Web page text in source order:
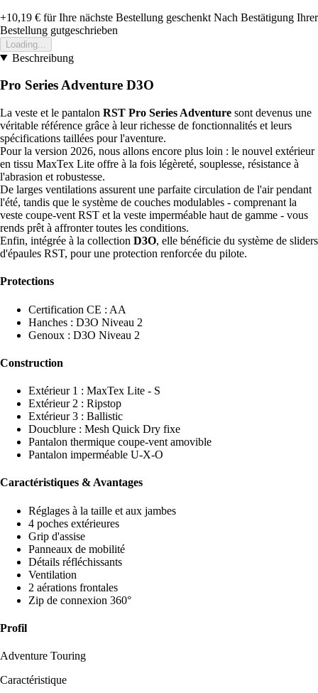
+10,19 € für Ihre nächste Bestellung geschenkt Nach Bestätigung Ihrer
Bestellung gutgeschrieben
Loading...
Beschreibung
Pro Series Adventure D3O
La veste et le pantalon RST Pro Series Adventure sont devenus une
véritable référence grâce à leur richesse de fonctionnalités et leurs
spécifications taillées pour l'aventure.
Pour la version 2026, nous allons encore plus loin : le nouvel extérieur
en tissu MaxTex Lite offre à la fois légèreté, souplesse, résistance à
l'abrasion et robustesse.
De larges ventilations assurent une parfaite circulation de l'air pendant
l'été, tandis que le système de couches modulables - comprenant la
veste coupe-vent RST et la veste imperméable haut de gamme - vous
rends prêt à affronter toutes les conditions.
Enfin, intégrée à la collection D3O, elle bénéficie du système de sliders
d'épaules RST, pour une protection renforcée du pilote.
Protections
Certification CE : AA
Hanches : D3O Niveau 2
Genoux : D3O Niveau 2
Construction
Extérieur 1 : MaxTex Lite - S
Extérieur 2 : Ripstop
Extérieur 3 : Ballistic
Doucblure : Mesh Quick Dry fixe
Pantalon thermique coupe-vent amovible
Pantalon imperméable U-X-O
Caractéristiques & Avantages
Réglages à la taille et aux jambes
4 poches extérieures
Grip d'assise
Panneaux de mobilité
Détails réfléchissants
Ventilation
2 aérations frontales
Zip de connexion 360°
Profil
Adventure Touring
Caractéristique